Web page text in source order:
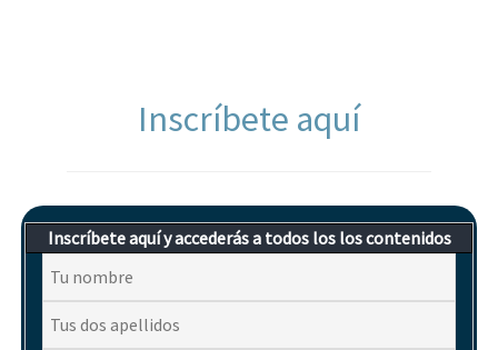
Inscríbete aquí
Inscríbete aquí y accederás a todos los los contenidos